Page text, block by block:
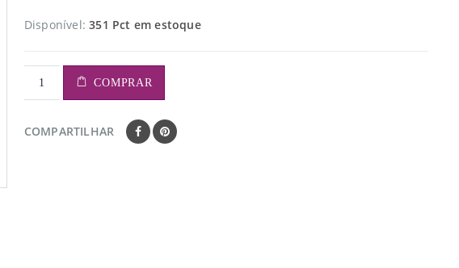
Disponível:351 Pct em estoque
COMPRAR
COMPARTILHAR